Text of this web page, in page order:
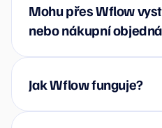
Mohu přes Wflow
nebo nákupní
Jak Wflow funguje?